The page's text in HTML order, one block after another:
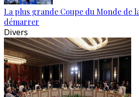
La plus grande Coupe du Monde de
démarrer
Divers